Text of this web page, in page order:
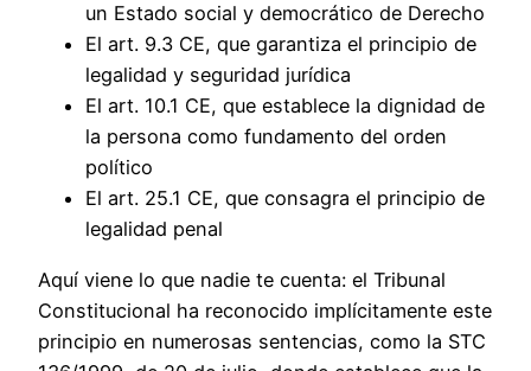
un Estado social y democrático de Derecho
El art. 9.3 CE, que garantiza el principio de
legalidad y seguridad jurídica
El art. 10.1 CE, que establece la dignidad de
la persona como fundamento del orden
político
El art. 25.1 CE, que consagra el principio de
legalidad penal
Aquí viene lo que nadie te cuenta: el Tribunal
Constitucional ha reconocido implícitamente este
principio en numerosas sentencias, como la STC